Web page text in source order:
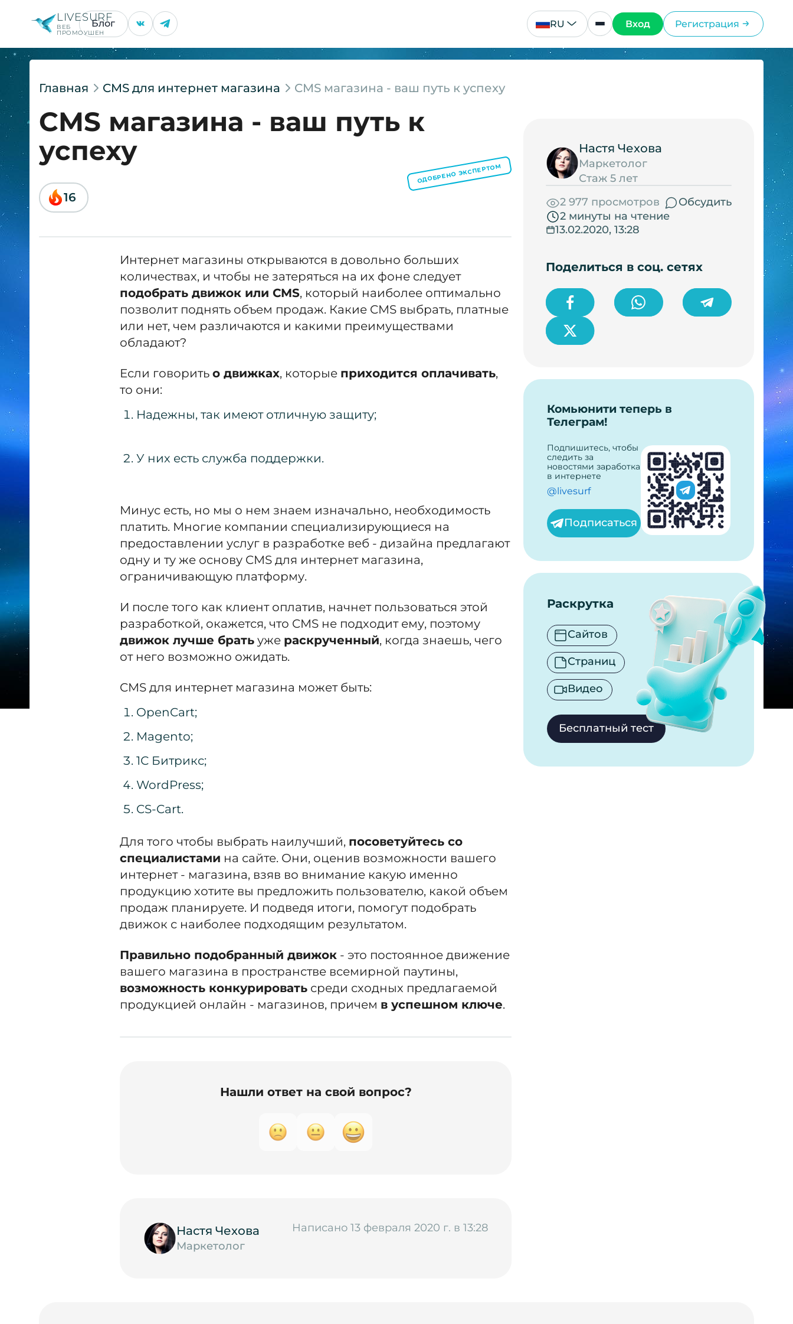
LIVESURF
ВЕБ
ПРОМОУШЕН
Блог RU Вход Регистрация
Главная CMS для интернет магазина CMS магазина - ваш путь к успеху
CMS магазина - ваш путь к
успеху
ОДОБРЕНО ЭКСПЕРТОМ
16
Интернет магазины открываются в довольно больших
количествах, и чтобы не затеряться на их фоне следует
подобрать движок или CMS, который наиболее оптимально
позволит поднять объем продаж. Какие CMS выбрать, платные
или нет, чем различаются и какими преимуществами
обладают?
Если говоритьо движках, которые приходится оплачивать,
то они:
Надежны, так имеют отличную защиту;
У них есть служба поддержки.
Минус есть, но мы о нем знаем изначально, необходимость
платить. Многие компании специализирующиеся на
предоставлении услуг в разработке веб - дизайна предлагают
одну и ту же основу CMS для интернет магазина,
ограничивающую платформу.
И после того как клиент оплатив, начнет пользоваться этой
разработкой, окажется, что CMS не подходит ему, поэтому
движок лучше брать уже раскрученный, когда знаешь, чего
от него возможно ожидать.
CMS для интернет магазина может быть:
OpenCart;
Magento;
1С Битрикс;
WordPress;
CS-Cart.
Для того чтобы выбрать наилучший, посоветуйтесь со
специалистами на сайте. Они, оценив возможности вашего
интернет - магазина, взяв во внимание какую именно
продукцию хотите вы предложить пользователю, какой объем
продаж планируете. И подведя итоги, помогут подобрать
движок с наиболее подходящим результатом.
Правильно подобранный движок - это постоянное движение
вашего магазина в пространстве всемирной паутины,
возможность конкурировать среди сходных предлагаемой
продукцией онлайн - магазинов, причем в успешном ключе.
Нашли ответ на свой вопрос?
Настя Чехова
Маркетолог
Написано 13 февраля 2020 г. в 13:28
Настя Чехова
Маркетолог
Стаж 5 лет
2 977 просмотров
Обсудить
2 минуты на чтение
13.02.2020, 13:28
Поделиться в соц. сетях
Комьюнити теперь в
Телеграм!
Подпишитесь, чтобы
следить за
новостями заработка
в интернете
@livesurf
Подписаться
Раскрутка
Сайтов
Страниц
Видео
Бесплатный тест